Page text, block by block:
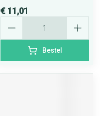
€ 11,01
Bestel